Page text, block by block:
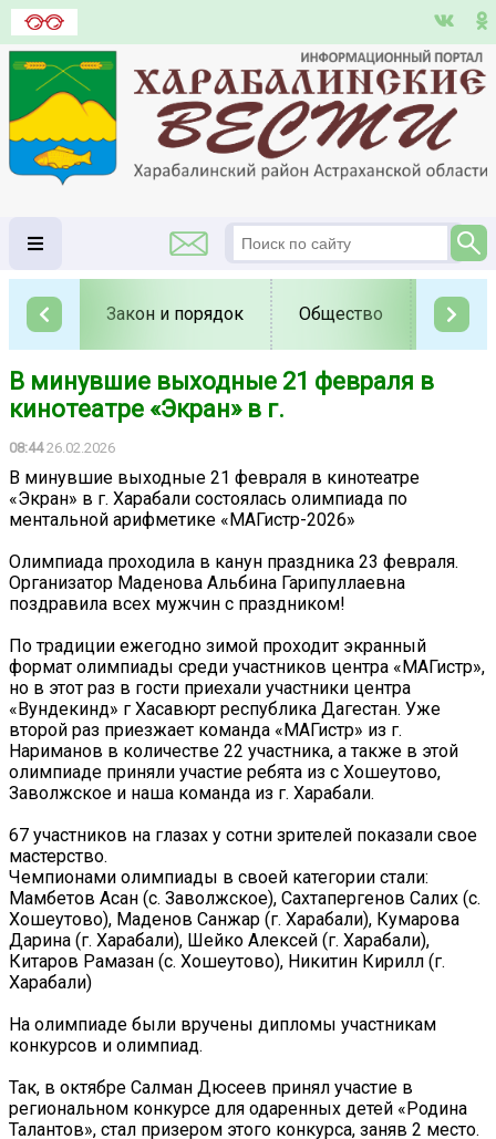
Закон и порядок Общество
В минувшие выходные 21 февраля в
кинотеатре «Экран» в г.
08:4426.02.2026
В минувшие выходные 21 февраля в кинотеатре
«Экран» в г. Харабали состоялась олимпиада по
ментальной арифметике «МАГистр-2026»
Олимпиада проходила в канун праздника 23 февраля.
Организатор Маденова Альбина Гарипуллаевна
поздравила всех мужчин с праздником!
По традиции ежегодно зимой проходит экранный
формат олимпиады среди участников центра «МАГистр»,
но в этот раз в гости приехали участники центра
«Вундекинд» г Хасавюрт республика Дагестан. Уже
второй раз приезжает команда «МАГистр» из г.
Нариманов в количестве 22 участника, а также в этой
олимпиаде приняли участие ребята из с Хошеутово,
Заволжское и наша команда из г. Харабали.
67 участников на глазах у сотни зрителей показали свое
мастерство.
Чемпионами олимпиады в своей категории стали:
Мамбетов Асан (с. Заволжское), Сахтапергенов Салих (с.
Хошеутово), Маденов Санжар (г. Харабали), Кумарова
Дарина (г. Харабали), Шейко Алексей (г. Харабали),
Китаров Рамазан (с. Хошеутово), Никитин Кирилл (г.
Харабали)
На олимпиаде были вручены дипломы участникам
конкурсов и олимпиад.
Так, в октябре Салман Дюсеев принял участие в
региональном конкурсе для одаренных детей «Родина
Талантов», стал призером этого конкурса, заняв 2 место.